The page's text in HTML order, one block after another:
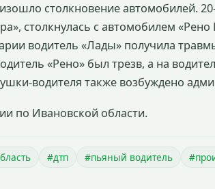
столкновение автомобилей.
столкнулась с автомобилем
водитель «Лады» получила
«Рено» был трезв, а на
водителя также возбуждено
по Ивановской области.
#дтп #пьяный водитель